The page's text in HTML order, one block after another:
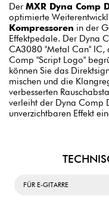
Der MXR Dyna Comp
optimierte
Kompressoren in der
Effektpedale. Der Dyna
CA3080 "Metal Can" IC,
Comp "Script Logo"
können Sie das
mischen und die
verbesserten
verleiht der Dyna Comp
unverzichtbaren Effekt
FÜR E-GITARRE